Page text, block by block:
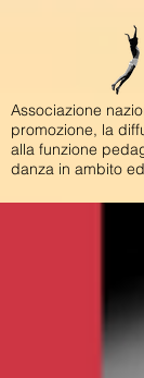
Associazione
promozione, la
alla funzione
danza in ambito